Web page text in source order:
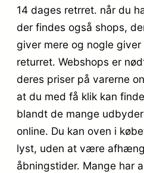
14 dages retrret. når du
der findes også shops,
giver mere og nogle
returret. Webshops er
deres priser på varerne
at du med få klik kan
blandt de mange
online. Du kan oven i
lyst, uden at være
åbningstider. Mange har